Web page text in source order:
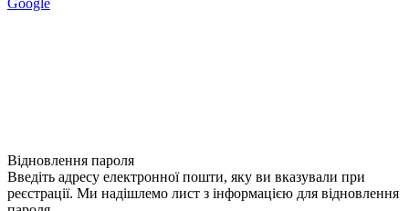
Відновлення пароля
Введіть адресу електронної пошти, яку ви вказували при
реєстрації. Ми надішлемо лист з інформацією для відновлення